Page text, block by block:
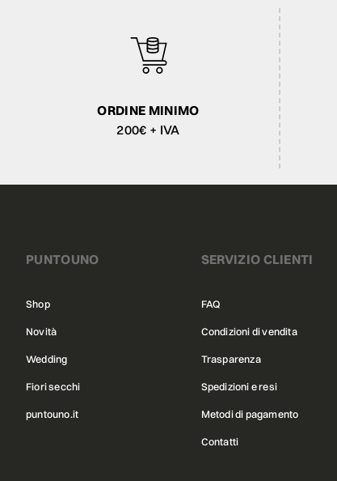
ORDINE MINIMO
200€ + IVA
PUNTOUNO
Shop
Novità
Wedding
Fiori secchi
puntouno.it
SERVIZIO CLIENTI
FAQ
Condizioni di vendita
Trasparenza
Spedizioni e resi
Metodi di pagamento
Contatti